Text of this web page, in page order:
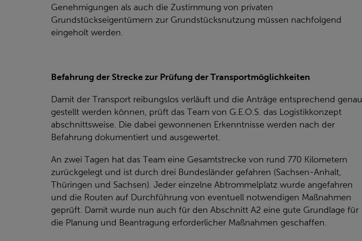
Genehmigungen als auch die Zustimmung von privaten
Grundstückseigentümern zur Grundstücksnutzung müssen nachfolgend
eingeholt werden.
Befahrung der Strecke zur Prüfung der Transportmöglichkeiten
Damit der Transport reibungslos verläuft und die Anträge entsprechend genau
gestellt werden können, prüft das Team von G.E.O.S. das Logistikkonzept
abschnittsweise. Die dabei gewonnenen Erkenntnisse werden nach der
Befahrung dokumentiert und ausgewertet.
An zwei Tagen hat das Team eine Gesamtstrecke von rund 770 Kilometern
zurückgelegt und ist durch drei Bundesländer gefahren (Sachsen-Anhalt,
Thüringen und Sachsen). Jeder einzelne Abtrommelplatz wurde angefahren
und die Routen auf Durchführung von eventuell notwendigen Maßnahmen
geprüft. Damit wurde nun auch für den Abschnitt A2 eine gute Grundlage für
die Planung und Beantragung erforderlicher Maßnahmen geschaffen.